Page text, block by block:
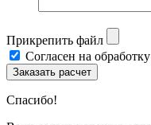
Прикрепить файл
Согласен на обработку
Спасибо!